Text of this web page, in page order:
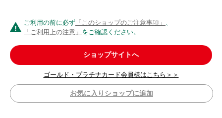
ご利用の前に必ず 「このショップのご注意事項」 、
「ご利用上の注意」 をご確認ください。
ショップサイトへ
ゴールド・プラチナカード会員様はこちら＞＞
お気に入りショップに追加